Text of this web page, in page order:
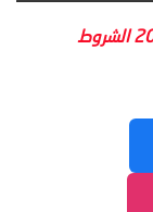
‫عقود العمل الموسمية في أوروبا 2026 الشروط